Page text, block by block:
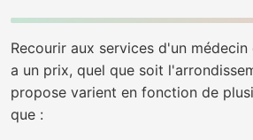
Recourir aux services d'un
a un prix, quel que soit
propose varient en fonction de
que :